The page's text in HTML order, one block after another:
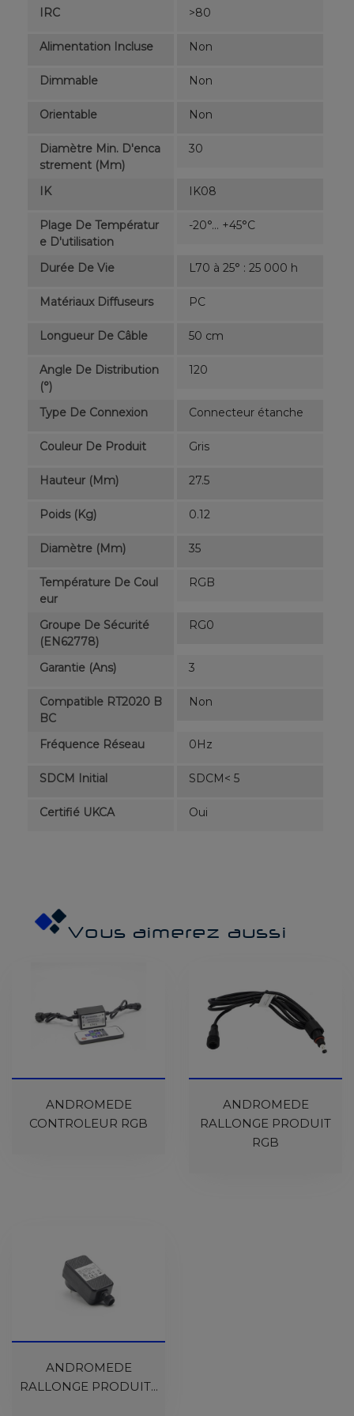
IRC >80
Alimentation Incluse Non
Dimmable Non
Orientable Non
Diamètre Min. D'enca
Strement (mm)
30
IK IK08
Plage De Températur
E D'utilisation
-20°... +45°C
Durée De Vie L70 à 25° : 25 000 h
Matériaux Diffuseurs PC
Longueur De Câble 50 cm
Angle De Distribution
(°)
120
Type De Connexion Connecteur étanche
Couleur De Produit Gris
Hauteur (mm) 27.5
Poids (kg) 0.12
Diamètre (mm) 35
Température De Coul
Eur
RGB
Groupe De Sécurité
(EN62778)
RG0
Garantie (ans) 3
Compatible RT2020 B
BC
Non
Fréquence Réseau 0Hz
SDCM Initial SDCM< 5
Certifié UKCA Oui
Vous aimerez aussi
ANDROMEDE
CONTROLEUR RGB
ANDROMEDE
RALLONGE PRODUIT
RGB
ANDROMEDE
RALLONGE PRODUIT...